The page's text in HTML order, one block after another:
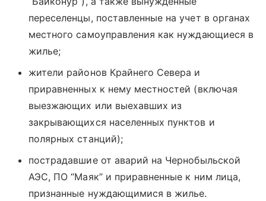
переселенцы, поставленные на учет в органах
местного самоуправления как нуждающиеся в
жилье;
жители районов Крайнего Севера и
приравненных к нему местностей (включая
выезжающих или выехавших из
закрывающихся населенных пунктов и
полярных станций);
пострадавшие от аварий на Чернобыльской
АЭС, ПО “Маяк” и приравненные к ним лица,
признанные нуждающимися в жилье.